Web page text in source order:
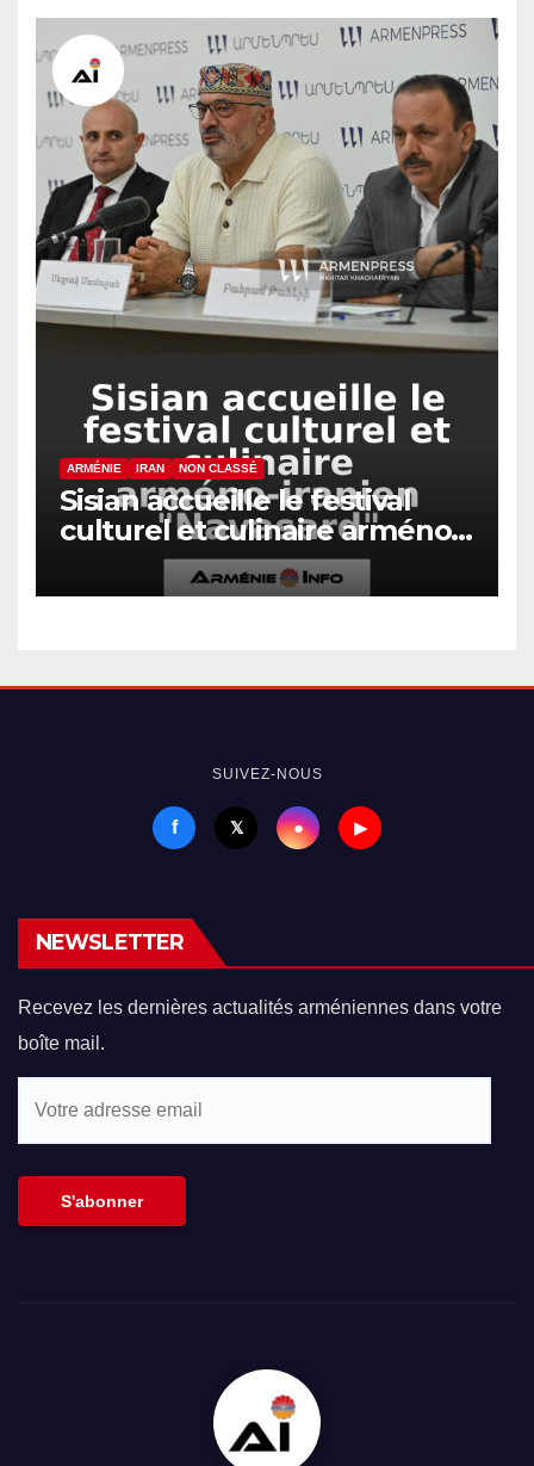
ARMÉNIE IRAN NON CLASSÉ
Sisian accueille le festival
culturel et culinaire arméno-
iranien « Navasard »
SUIVEZ-NOUS
f 𝕏 ● ▶
NEWSLETTER
Recevez les dernières actualités arméniennes dans votre
boîte mail.
S'abonner